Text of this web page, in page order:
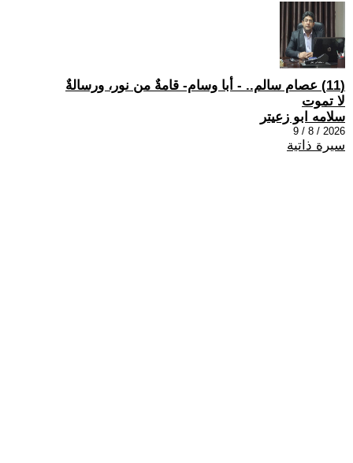
(11) عصام سالم.. - أبا وسام- قامةٌ من نور، ورسالةٌ
لا تموت
سلامه ابو زعيتر
2026 / 8 / 9
سيرة ذاتية